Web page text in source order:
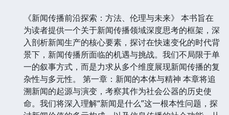
《新闻传播前沿探索：方法、伦理与未来》 本书旨在
为读者提供一个关于新闻传播领域深度思考的框架，深
入剖析新闻生产的核心要素，探讨在快速变化的时代背
景下，新闻传播所面临的机遇与挑战。我们不局限于单
一的叙事方式，而是力求从多个维度展现新闻传播的复
杂性与多元性。 第一章：新闻的本体与精神 本章将追
溯新闻的起源与演变，考察其作为社会公器的历史使
命。我们将深入理解“新闻是什么”这一根本性问题，探